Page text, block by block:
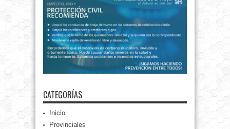
CATEGORÍAS
Inicio
Provinciales